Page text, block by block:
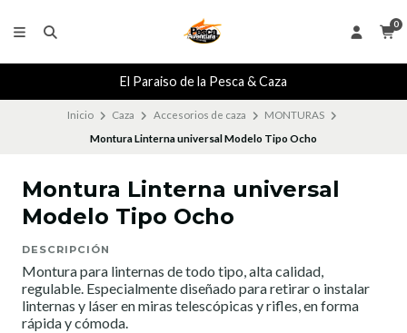
0
El Paraiso de la Pesca & Caza
Inicio Caza Accesorios de caza
MONTURAS
Montura Linterna universal Modelo Tipo Ocho
Montura Linterna universal
Modelo Tipo Ocho
DESCRIPCIÓN
Montura para linternas de todo tipo, alta calidad,
regulable. Especialmente diseñado para retirar o instalar
linternas y láser en miras telescópicas y rifles, en forma
rápida y cómoda.